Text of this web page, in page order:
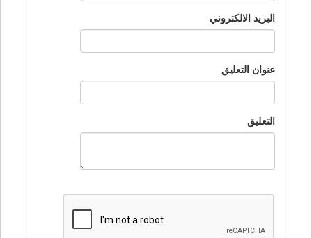
البريد الالكتروني
عنوان التعليق
التعليق